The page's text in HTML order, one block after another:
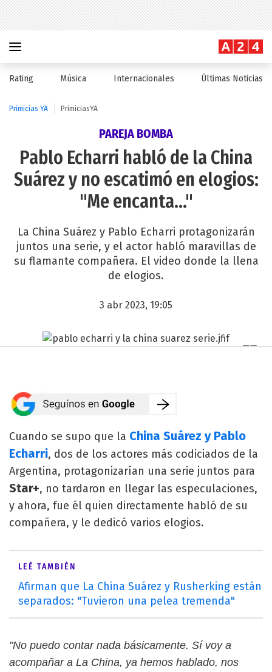
Rating Música Internacionales Últimas Noticias
Primicias YA PrimiciasYA
PAREJA BOMBA
Pablo Echarri habló de la China
Suárez y no escatimó en elogios:
"Me encanta..."
La China Suárez y Pablo Echarri protagonizarán
juntos una serie, y el actor habló maravillas de
su flamante compañera. El video donde la llena
de elogios.
3 abr 2023, 19:05
Cuando se supo que la China Suárez y Pablo
Echarri, dos de los actores más codiciados de la
Argentina, protagonizarían una serie juntos para
Star+, no tardaron en llegar las especulaciones,
y ahora, fue él quien directamente habló de su
compañera, y le dedicó varios elogios.
LEÉ TAMBIÉN
Afirman que La China Suárez y Rusherking están
separados: "Tuvieron una pelea tremenda"
"No puedo contar nada básicamente. Sí voy a
acompañar a La China, ya hemos hablado, nos